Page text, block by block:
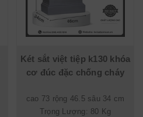
Két sắt việt tiệp k130 khóa
cơ đúc đặc chống cháy
cao 73 rộng 46.5 sâu 34 cm
Trọng Lượng: 80 Kg